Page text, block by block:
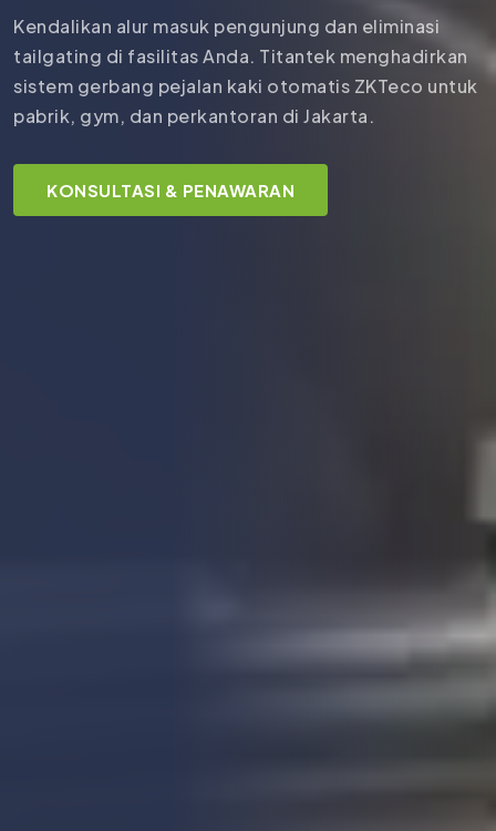
Kendalikan alur masuk pengunjung dan eliminasi
tailgating di fasilitas Anda. Titantek menghadirkan
sistem gerbang pejalan kaki otomatis ZKTeco untuk
pabrik, gym, dan perkantoran di Jakarta.
KONSULTASI & PENAWARAN